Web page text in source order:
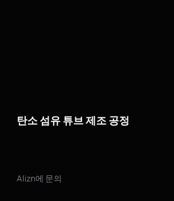
탄소 섬유 튜브 제조 공정
Alizn에 문의